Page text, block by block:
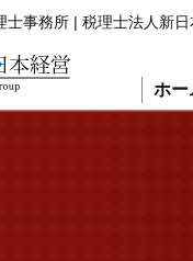
士事務所 | 税理士法人新
ホー